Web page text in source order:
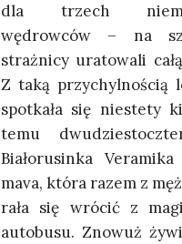
dla trzech
wędrow­ców – na
straż­ni­cy ura­to­wa­li
Z taką przy­chyl­no­ścią
spo­tka­ła się nie­ste­ty
temu
Bia­ło­ru­sin­ka
ma­va, któ­ra razem z
ra­ła się wró­cić z
auto­bu­su. Zno­wuż